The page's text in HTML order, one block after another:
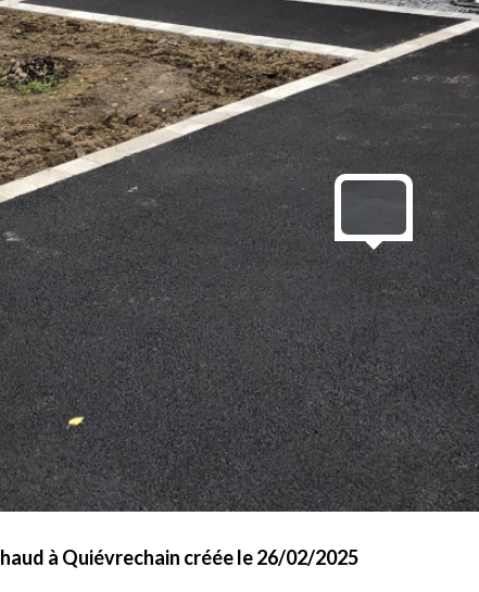
à Quiévrechain créée le 26/02/2025